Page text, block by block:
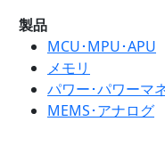
製品
MCU･MPU･APU
メモリ
パワー･パワーマ
MEMS･アナログ